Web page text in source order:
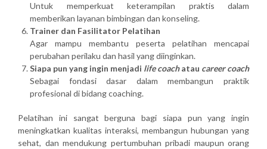
Untuk memperkuat keterampilan praktis dalam
memberikan layanan bimbingan dan konseling.
Trainer dan Fasilitator Pelatihan
Agar mampu membantu peserta pelatihan mencapai
perubahan perilaku dan hasil yang diinginkan.
Siapa pun yang ingin menjadi life coachatau career coach
Sebagai fondasi dasar dalam membangun praktik
profesional di bidang coaching.
Pelatihan ini sangat berguna bagi siapa pun yang ingin
meningkatkan kualitas interaksi, membangun hubungan yang
sehat, dan mendukung pertumbuhan pribadi maupun orang